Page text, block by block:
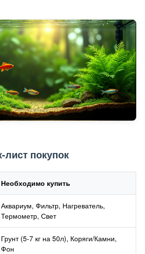
лист покупок
Необходимо купить
Аквариум, Фильтр, Нагреватель,
Термометр, Свет
Грунт (5-7 кг на 50л), Коряги/Камни,
Фон